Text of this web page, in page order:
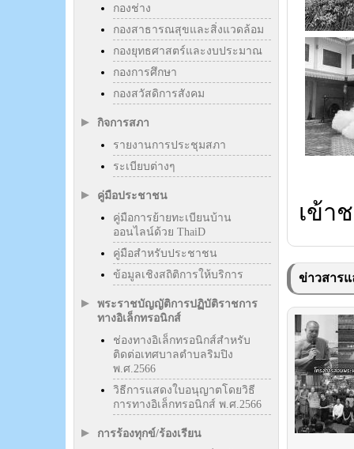
กองช่าง
กองสาธารณสุขและสิ่งแวดล้อม
กองยุทธศาสตร์และงบประมาณ
กองการศึกษา
กองสวัสดิการสังคม
กิจการสภา
รายงานการประชุมสภา
ระเบียบต่างๆ
คู่มือประชาชน
คู่มือการย้ายทะเบียนบ้าน
ออนไลน์ด้วย ThaiD
คู่มือสำหรับประชาชน
ข้อมูลเชิงสถิติการให้บริการ
พระราชบัญญัติการปฏิบัติราชการ
ทางอิเล็กทรอนิกส์
ช่องทางอิเล็กทรอนิกส์สำหรับ
ติดต่อเทศบาลตำบลริมปิง
พ.ศ.2566
วิธีการแสดงใบอนุญาตโดยวิธี
การทางอิเล็กทรอนิกส์ พ.ศ.2566
การร้องทุกข์/ร้องเรียน
เข้า
ข่าวสาร